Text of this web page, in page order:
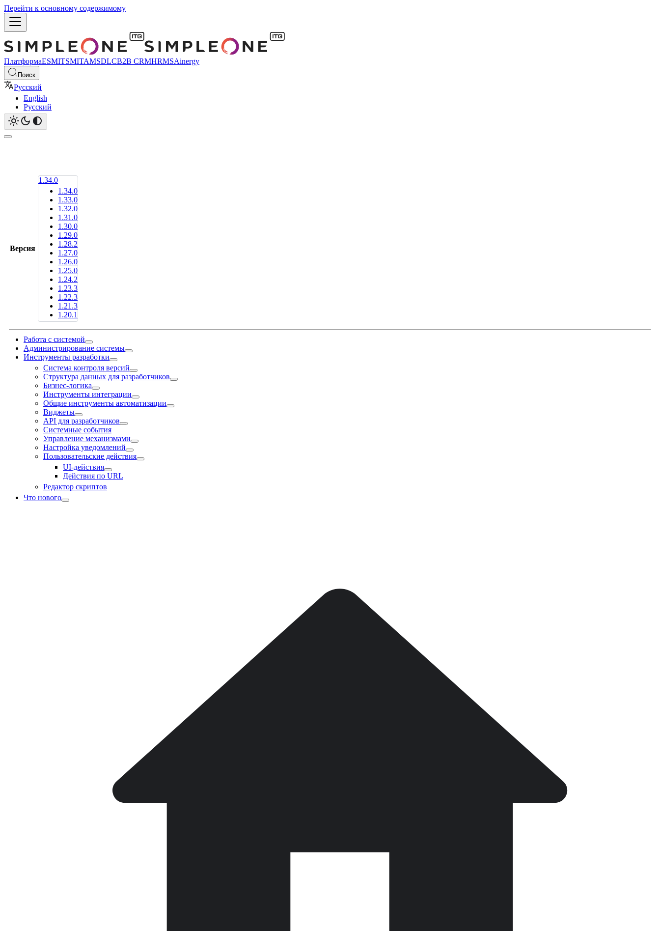
Перейти к основному содержимому
ПлатформаESMITSMITAMSDLCB2B CRMHRMSAinergy
Поиск
Русский
English
Русский
Версия
1.34.0
1.34.0
1.33.0
1.32.0
1.31.0
1.30.0
1.29.0
1.28.2
1.27.0
1.26.0
1.25.0
1.24.2
1.23.3
1.22.3
1.21.3
1.20.1
Работа с системой
Администрирование системы
Инструменты разработки
Система контроля версий
Структура данных для разработчиков
Бизнес-логика
Инструменты интеграции
Общие инструменты автоматизации
Виджеты
API для разработчиков
Системные события
Управление механизмами
Настройка уведомлений
Пользовательские действия
UI-действия
Действия по URL
Редактор скриптов
Что нового